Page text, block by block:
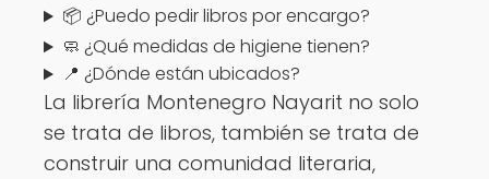
📦 ¿Puedo pedir libros por encargo?
🧼 ¿Qué medidas de higiene tienen?
📍 ¿Dónde están ubicados?
La librería Montenegro Nayarit no solo
se trata de libros, también se trata de
construir una comunidad literaria,